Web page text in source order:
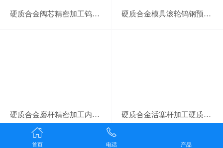
硬质合金阀芯精密加工钨钢阀座 硬质合金模具滚轮钨钢预卷轮
硬质合金磨杆精密加工内圆磨砂轮接杆 硬质合金活塞杆加工硬质合金活塞气缸
上一页 下一页
首页 电话 产品